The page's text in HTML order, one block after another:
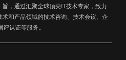
旨，通过汇聚全球顶尖IT技术专家，致力
和产品领域的技术咨询、技术会议、企
认证等服务。